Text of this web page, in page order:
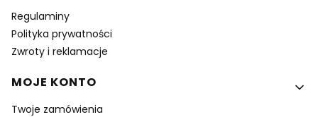
Regulaminy
Polityka prywatności
Zwroty i reklamacje
MOJE KONTO
Twoje zamówienia